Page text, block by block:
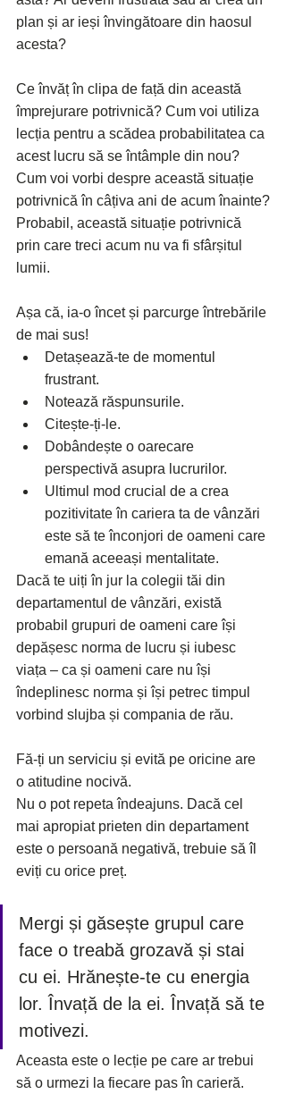
plan și ar ieși învingătoare din haosul
acesta?
Ce învăț în clipa de față din această
împrejurare potrivnică? Cum voi utiliza
lecția pentru a scădea probabilitatea ca
acest lucru să se întâmple din nou?
Cum voi vorbi despre această situație
potrivnică în câțiva ani de acum înainte?
Probabil, această situație potrivnică
prin care treci acum nu va fi sfârșitul
lumii.
Așa că, ia-o încet și parcurge întrebările
de mai sus!
Detașează-te de momentul
frustrant.
Notează răspunsurile.
Citește-ți-le.
Dobândește o oarecare
perspectivă asupra lucrurilor.
Ultimul mod crucial de a crea
pozitivitate în cariera ta de vânzări
este să te înconjori de oameni care
emană aceeași mentalitate.
Dacă te uiți în jur la colegii tăi din
departamentul de vânzări, există
probabil grupuri de oameni care își
depășesc norma de lucru și iubesc
viața – ca și oameni care nu își
îndeplinesc norma și își petrec timpul
vorbind slujba și compania de rău.
Fă-ți un serviciu și evită pe oricine are
o atitudine nocivă.
Nu o pot repeta îndeajuns. Dacă cel
mai apropiat prieten din departament
este o persoană negativă, trebuie să îl
eviți cu orice preț.
Mergi și găsește grupul care
face o treabă grozavă și stai
cu ei. Hrănește-te cu energia
lor. Învață de la ei. Învață să te
motivezi.
Aceasta este o lecție pe care ar trebui
să o urmezi la fiecare pas în carieră.